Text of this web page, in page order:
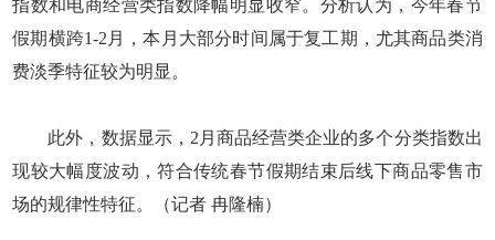
指数和电商经营类指数降幅明显收窄。分析认为，今年春节
假期横跨1-2月，本月大部分时间属于复工期，尤其商品类消
费淡季特征较为明显。
此外，数据显示，2月商品经营类企业的多个分类指数出
现较大幅度波动，符合传统春节假期结束后线下商品零售市
场的规律性特征。（记者 冉隆楠）